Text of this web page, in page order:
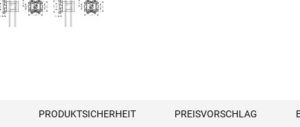
PRODUKTSICHERHEIT PREISVORSCHLAG